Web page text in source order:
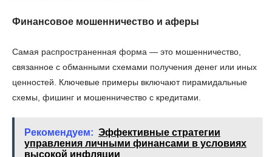
Финансовое мошенничество и аферы
Самая распространенная форма — это мошенничество,
связанное с обманными схемами получения денег или иных
ценностей. Ключевые примеры включают пирамидальные
схемы, фишинг и мошенничество с кредитами.
Рекомендуем: Эффективные стратегии
управления личными финансами в условиях
высокой инфляции